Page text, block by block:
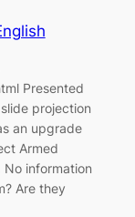
Presented
projection
an upgrade
Armed
No information
Are they